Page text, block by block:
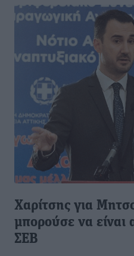
Χαρίτσης για
μπορούσε να είναι
ΣΕΒ